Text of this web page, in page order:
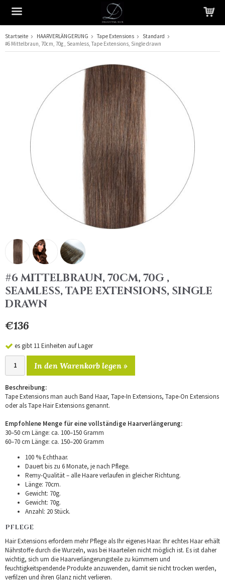
Das Produkt wurde in Ihren Warenkorb gelegt
Startseite HAARVERLÄNGERUNG Tape Extensions
Standard
#6 Mittelbraun, 70cm, 70g , Seamless, Tape Extensions, Single drawn
#6 MITTELBRAUN, 70CM, 70G ,
SEAMLESS, TAPE EXTENSIONS, SINGLE
DRAWN
€136
es gibt 11 Einheiten auf Lager
In den Warenkorb legen »
Beschreibung:
Tape Extensions man auch Band Haar, Tape-In Extensions, Tape-On Extensions
oder als Tape Hair Extensions genannt.
Empfohlene Menge für eine vollständige Haarverlängerung:
30–50 cm Länge: ca. 100–150 Gramm
60–70 cm Länge: ca. 150–200 Gramm
100 % Echthaar.
Dauert bis zu 6 Monate, je nach Pflege.
Remy-Qualität – alle Haare verlaufen in gleicher Richtung.
Länge: 70cm.
Gewicht: 70g.
Gewicht: 70g.
Anzahl: 20 Stück.
PFLEGE
Hair Extensions erfordern mehr Pflege als Ihr eigenes Haar. Ihr echtes Haar erhält
Nährstoffe durch die Wurzeln, was bei Haarteilen nicht möglich ist. Es ist daher
wichtig, sich um die Haarverlängerungsteile zu kümmern und
feuchtigkeitspendende Produkte anzuwenden, damit sie nicht trocken werden,
verfilzen und ihren Glanz nicht verlieren.